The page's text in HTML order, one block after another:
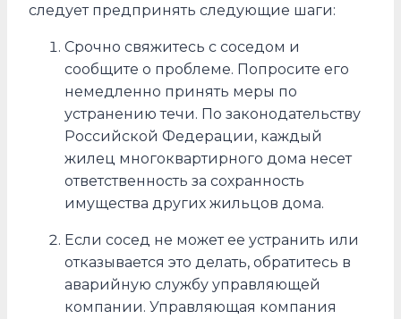
следует предпринять следующие шаги:
Срочно свяжитесь с соседом и
сообщите о проблеме. Попросите его
немедленно принять меры по
устранению течи. По законодательству
Российской Федерации, каждый
жилец многоквартирного дома несет
ответственность за сохранность
имущества других жильцов дома.
Если сосед не может ее устранить или
отказывается это делать, обратитесь в
аварийную службу управляющей
компании. Управляющая компания